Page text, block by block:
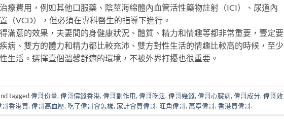
療費用，例如其他口服藥、陰莖海綿體內血管活性藥物註射（ICI）、尿道內
（VCD），但必須在專科醫生的指導下進行。
滿意的效果，夫妻間的身健康狀況、體質、精力和情趣等都非常重要，壹定要
病、雙方的體力和精力都比較充沛、雙方對性生活的情趣比較高的時候，至少
生活。選擇壹個溫馨舒適的環境，不被外界打擾也很重要。
tagged偉哥份量, 偉哥價錢香港, 偉哥副作用, 偉哥吃法, 偉哥幾錢, 偉哥心臟病, 偉哥成分, 偉哥效
哥香港買,偉哥高血壓, 吃了偉哥會怎樣, 家計會買偉哥, 旺角偉哥,萬寧偉哥,香港買偉哥.